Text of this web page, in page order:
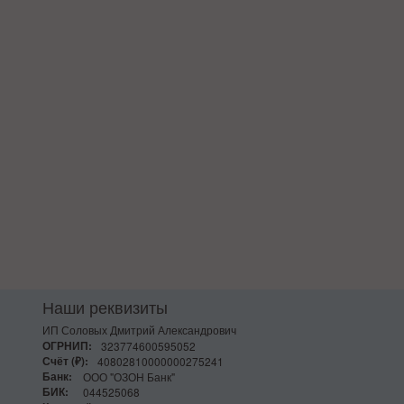
Наши реквизиты
ИП Соловых Дмитрий Александрович
ОГРНИП:
323774600595052
Счёт (₽):
40802810000000275241
Банк:
ООО "ОЗОН Банк"
БИК:
044525068